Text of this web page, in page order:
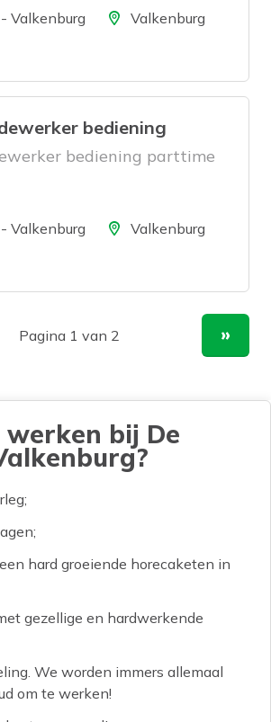
Valkenburg LocatieValkenburg
bediening
bediening parttime
Valkenburg LocatieValkenburg
Pagina 1 van 2
bij De
hard groeiende horecaketen in
gezellige en hardwerkende
We worden immers allemaal
om te werken!